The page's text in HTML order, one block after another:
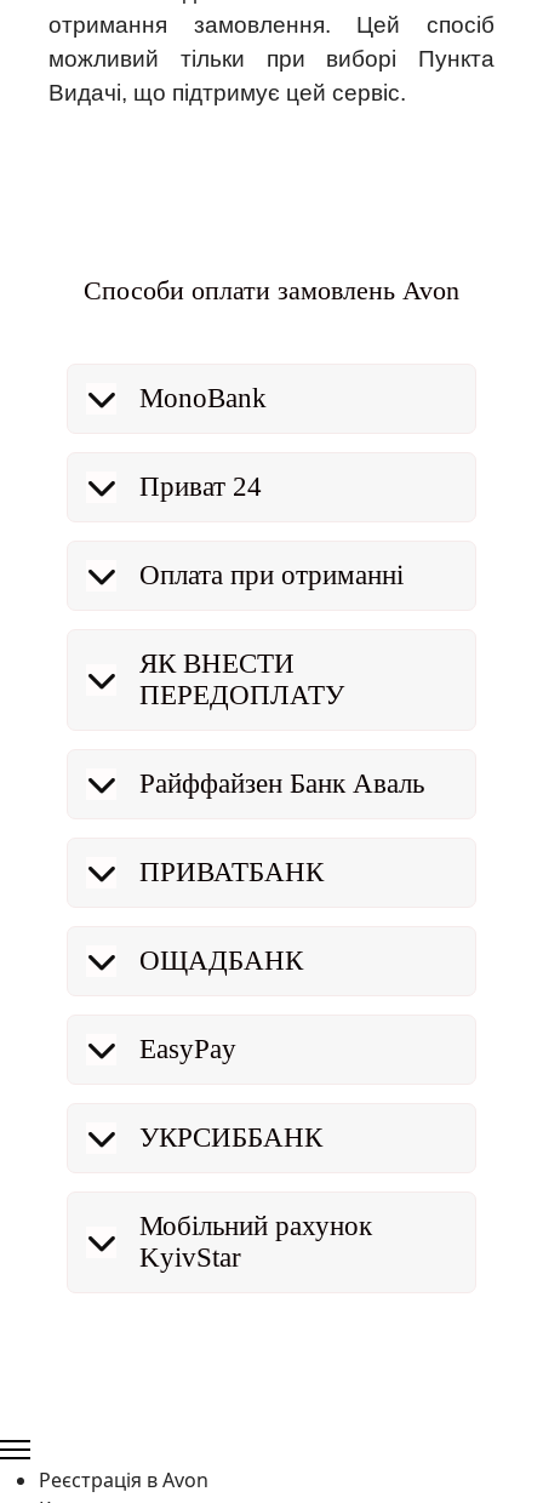
отримання замовлення. Цей спосіб
можливий тільки при виборі Пункта
Видачі, що підтримує цей сервіс.
Способи оплати замовлень Avon
MonoBank
Приват 24
Оплата при отриманні
ЯК ВНЕСТИ
ПЕРЕДОПЛАТУ
Райффайзен Банк Аваль
ПРИВАТБАНК
ОЩАДБАНК
EasyPay
УКРСИББАНК
Мобільний рахунок
KyivStar
Реєстрація в Avon